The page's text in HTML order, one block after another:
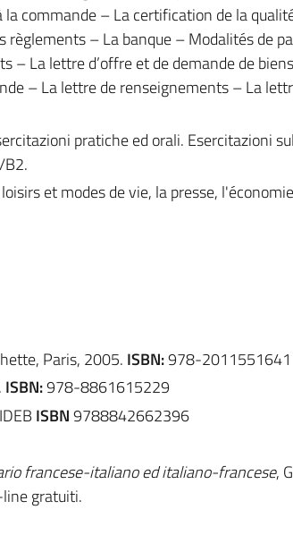
commande – La certification de la
– La banque – Modalités de
– La lettre d’offre et de demande de
– La lettre de renseignements – La
pratiche ed orali. Esercitazioni
et modes de vie, la presse,
Paris, 2005. ISBN:978-2011551641
ISBN:978-8861615229
ISBN9788842662396
francese-italiano ed italiano-francese,
gratuiti.